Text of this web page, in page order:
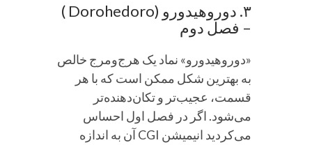
۳. دوروهیدورو (Dorohedoro )
– فصل دوم
«دوروهیدورو» نماد یک هرج‌ومرج خالص
به بهترین شکل ممکن است که با هر
قسمت، عجیب‌تر و تکان‌دهنده‌تر
می‌شود. اگر در فصل اول احساس
می‌کردید انیمیشن CGI آن به اندازه